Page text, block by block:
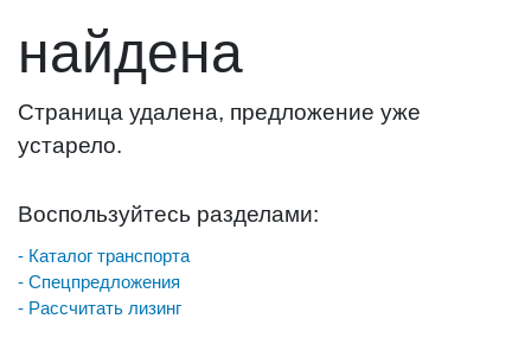
найдена
Страница удалена, предложение уже
устарело.
Воспользуйтесь разделами:
- Каталог транспорта
- Спецпредложения
- Рассчитать лизинг